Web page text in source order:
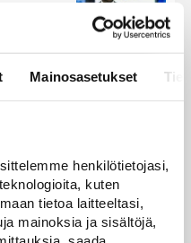
Mainosasetukset
henkilötietojasi,
kuten
tietoa laitteeltasi,
mainoksia ja sisältöjä,